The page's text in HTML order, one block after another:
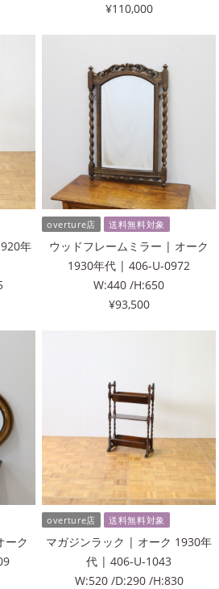
¥110,000
年
overture店 送料無料対象
ウッドフレームミラー | オーク
1930年代 | 406-U-0972
W:440 /H:650
¥93,500
ーク
overture店 送料無料対象
マガジンラック | オーク 1930年
代 | 406-U-1043
W:520 /D:290 /H:830